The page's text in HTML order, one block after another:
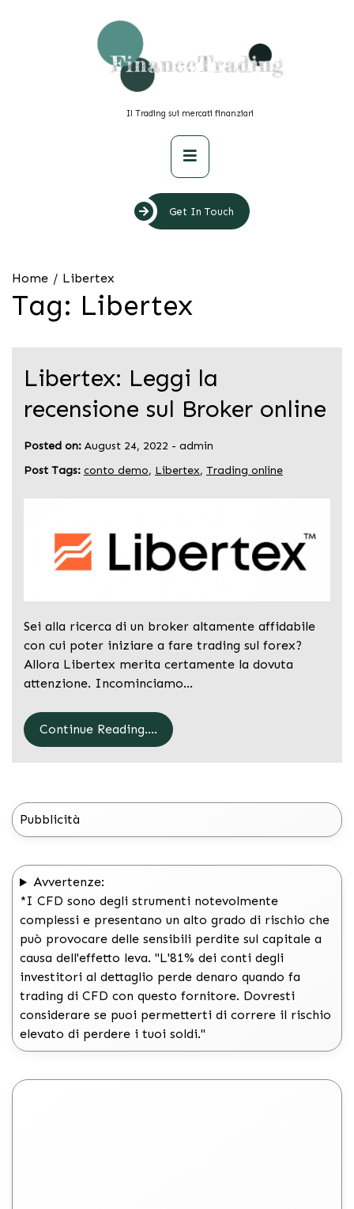
Il Trading sui mercati finanziari
Primary
Menu
Get In Touch
Home Libertex
Tag: Libertex
Libertex: Leggi la
recensione sul Broker online
Posted on: August 24, 2022 - admin
Post Tags: conto demo, Libertex, Trading online
Sei alla ricerca di un broker altamente affidabile
con cui poter iniziare a fare trading sul forex?
Allora Libertex merita certamente la dovuta
attenzione. Incominciamo…
Continue Reading....
Pubblicità
Avvertenze:
*I CFD sono degli strumenti notevolmente
complessi e presentano un alto grado di rischio che
può provocare delle sensibili perdite sul capitale a
causa dell'effetto leva. "L'81% dei conti degli
investitori al dettaglio perde denaro quando fa
trading di CFD con questo fornitore. Dovresti
considerare se puoi permetterti di correre il rischio
elevato di perdere i tuoi soldi."